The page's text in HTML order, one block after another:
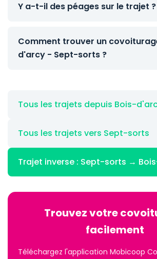
Y a-t-il des péages sur le trajet ?
Comment trouver un
d'arcy - Sept-sorts ?
Tous les trajets depuis Bois-
Tous les trajets vers Sept-sorts
Trajet inverse : Sept-sorts →
Trouvez votre
facilement
Téléchargez l'application Mobicoop